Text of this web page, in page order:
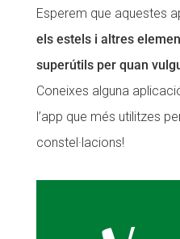
Esperem que aquestes
els estels i altres
superútils per quan
Coneixes alguna
l’app que més utilitzes
constel·lacions!